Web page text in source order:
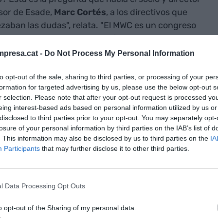
- Do Not Process My Personal Information
opt-out of the sale, sharing to third parties, or processing of your
for targeted advertising by us, please use the below opt-out
selection. Please note that after your opt-out request is processed
interest-based ads based on personal information utilized by us
to third parties prior to your opt-out. You may separately
of your personal information by third parties on the IAB’s list of
This information may also be disclosed by us to third parties on the
Participants that may further disclose it to other third parties.
Data Processing Opt Outs
opt-out of the Sharing of my personal data.
de Esade, Marc Cortés, a los directivos que
las dudas", relata. "El MWC es un congreso
y que la MWCapital decidió traer a Barcelona
sea un gran evento y que cuando este se
quede algo más", señala Cortés.
el MWC algún día se irá de Barcelona,
hasta el 2023, el 4YFN no existiría sin la capital
tenido la curva de expansión y crecimiento si
como el de Barcelona", apunta el CCO del
.
la
el MWC